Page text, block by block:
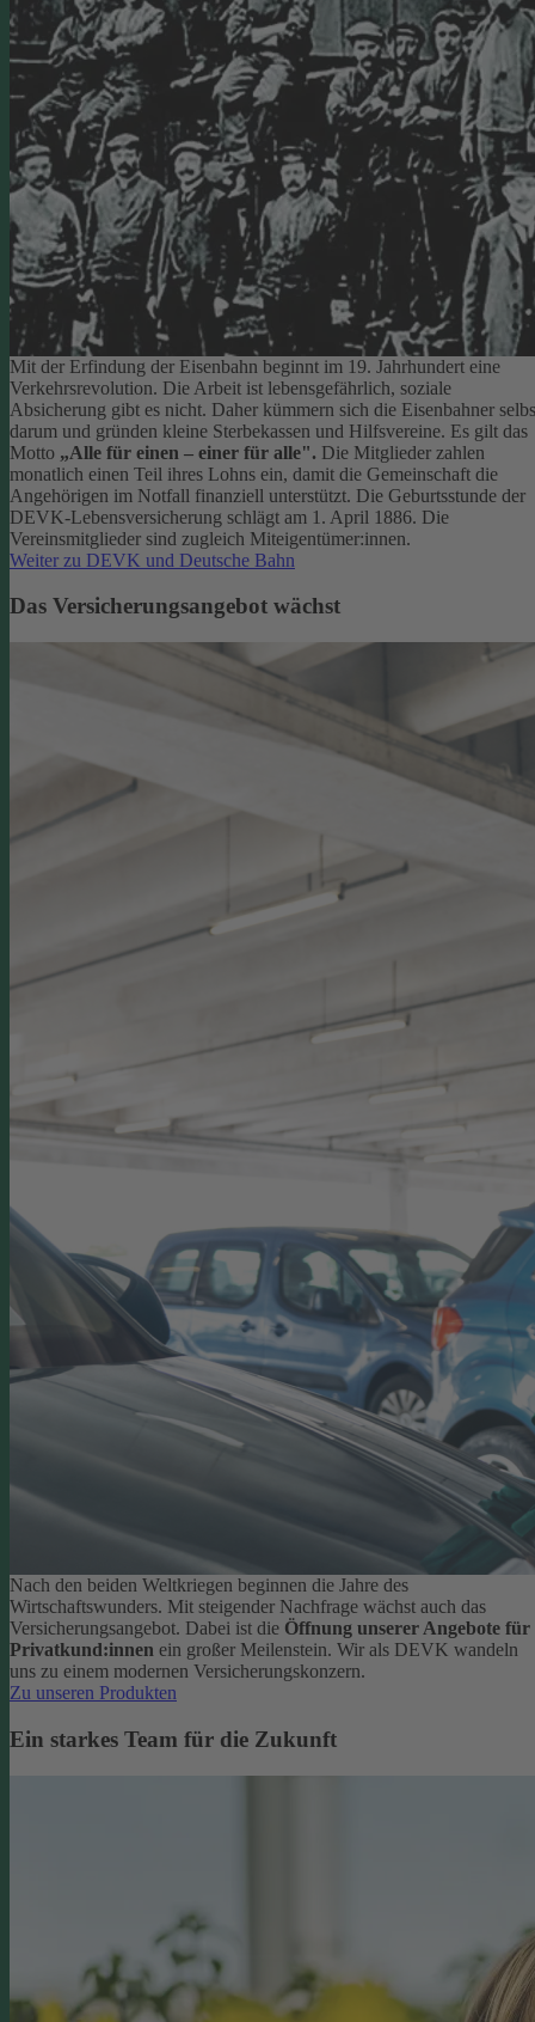
Mit der Erfindung der Eisenbahn beginnt im 19. Jahrhundert eine
Verkehrsrevolution. Die Arbeit ist lebensgefährlich, soziale
Absicherung gibt es nicht. Daher kümmern sich die Eisenbahner
darum und gründen kleine Sterbekassen und Hilfsvereine. Es gilt das
Motto „Alle für einen – einer für alle". Die Mitglieder zahlen
monatlich einen Teil ihres Lohns ein, damit die Gemeinschaft die
Angehörigen im Notfall finanziell unterstützt. Die Geburtsstunde der
DEVK-Lebensversicherung schlägt am 1. April 1886. Die
Vereinsmitglieder sind zugleich Miteigentümer:innen.
Weiter zu DEVK und Deutsche Bahn
Das Versicherungsangebot wächst
Nach den beiden Weltkriegen beginnen die Jahre des
Wirtschaftswunders. Mit steigender Nachfrage wächst auch das
Versicherungsangebot. Dabei ist die Öffnung unserer Angebote für
Privatkund:innen ein großer Meilenstein. Wir als DEVK wandeln
uns zu einem modernen Versicherungskonzern.
Zu unseren Produkten
Ein starkes Team für die Zukunft